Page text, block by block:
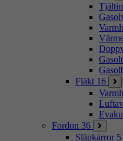
Fläkt 16
Fordon 36
Släpkärror 5